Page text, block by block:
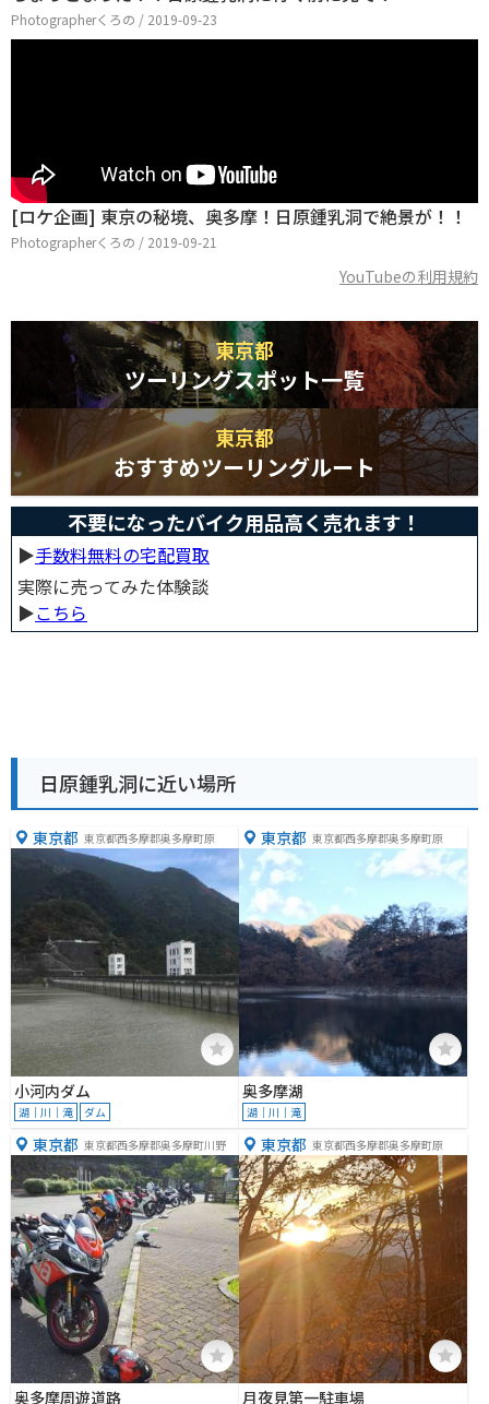
Photographerくろの / 2019-09-23
[ロケ企画] 東京の秘境、奥多摩！日原鍾乳洞で絶景が！！
Photographerくろの / 2019-09-21
YouTubeの利用規約
東京都
ツーリングスポット一覧
東京都
おすすめツーリングルート
不要になったバイク用品高く売れます！
▶︎手数料無料の宅配買取
実際に売ってみた体験談
▶︎こちら
日原鍾乳洞に近い場所
東京都 東京都西多摩郡奥多摩町原
小河内ダム
湖｜川｜滝 ダム
東京都 東京都西多摩郡奥多摩町原
奥多摩湖
湖｜川｜滝
東京都 東京都西多摩郡奥多摩町川野
奥多摩周遊道路
東京都 東京都西多摩郡奥多摩町原
月夜見第一駐車場